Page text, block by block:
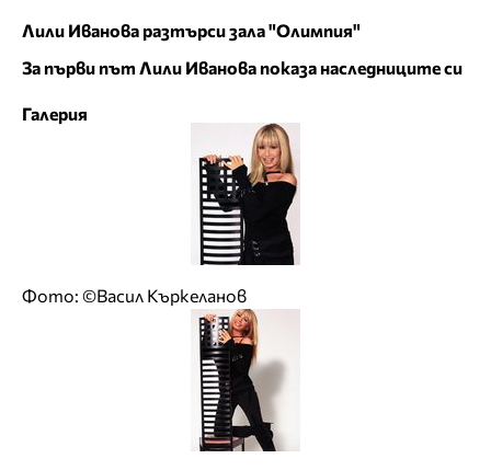
Лили Иванова разтърси зала "Олимпия"
За първи път Лили Иванова показа наследниците си
Галерия
Фото: ©Васил Къркеланов